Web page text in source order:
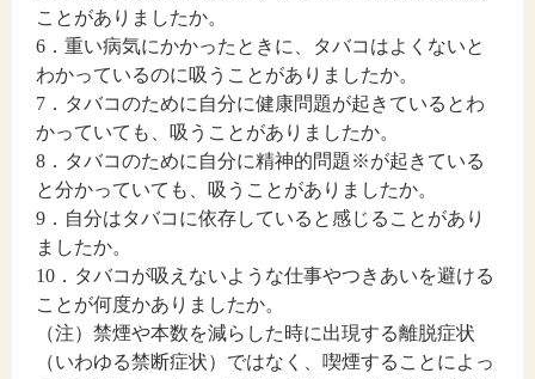
ことがありましたか。
6．重い病気にかかったときに、タバコはよくないと
わかっているのに吸うことがありましたか。
7．タバコのために自分に健康問題が起きているとわ
かっていても、吸うことがありましたか。
8．タバコのために自分に精神的問題※が起きている
と分かっていても、吸うことがありましたか。
9．自分はタバコに依存していると感じることがあり
ましたか。
10．タバコが吸えないような仕事やつきあいを避ける
ことが何度かありましたか。
（注）禁煙や本数を減らした時に出現する離脱症状
（いわゆる禁断症状）ではなく、喫煙することによっ